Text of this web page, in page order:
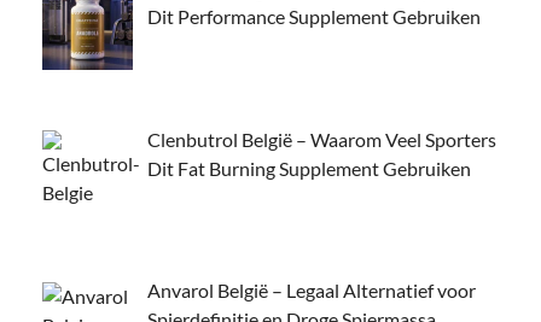
Dit Performance Supplement Gebruiken
Clenbutrol België – Waarom Veel Sporters
Dit Fat Burning Supplement Gebruiken
Anvarol België – Legaal Alternatief voor